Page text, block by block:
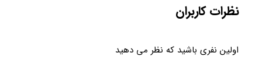
نظرات کاربران
اولین نفری باشید که نظر می دهید